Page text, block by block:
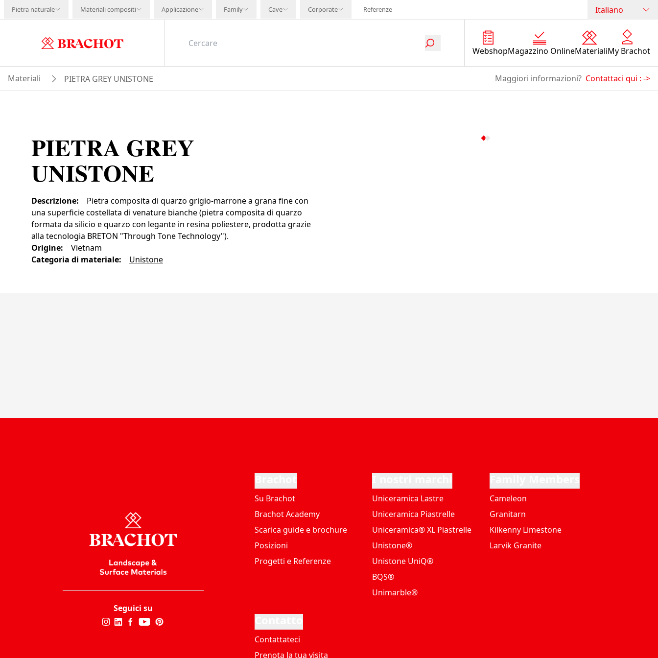
Pietra naturale Materiali compositi Applicazione Family Cave Corporate Referenze Italiano
WebshopMagazzino OnlineMaterialiMy Brachot
Materiali PIETRA GREY UNISTONE Maggiori informazioni? Contattaci qui : ->
PIETRA GREY
UNISTONE
Descrizione:
Pietra composita di quarzo grigio-marrone a grana fine con
una superficie costellata di venature bianche (pietra composita di quarzo
formata da silicio e quarzo con legante in resina poliestere, prodotta grazie
alla tecnologia BRETON "Through Tone Technology").
Origine:
Vietnam
Categoria di materiale: Unistone
Seguici su
Su Brachot
Brachot Academy
Scarica guide e brochure
Posizioni
Progetti e Referenze
Uniceramica Lastre
Uniceramica Piastrelle
Uniceramica® XL Piastrelle
Unistone®
Unistone UniQ®
BQS®
Unimarble®
Cameleon
Granitarn
Kilkenny Limestone
Larvik Granite
Contattateci
Prenota la tua visita